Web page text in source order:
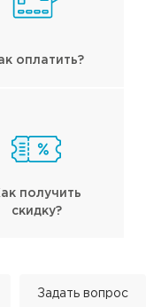
оплатить?
получить
скидку?
Задать вопрос